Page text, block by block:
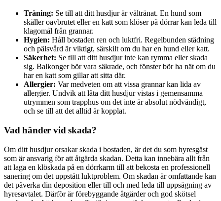
Träning: Se till att ditt husdjur är vältränat. En hund som
skäller oavbrutet eller en katt som klöser på dörrar kan leda till
klagomål från grannar.
Hygien: Håll bostaden ren och luktfri. Regelbunden städning
och pälsvård är viktigt, särskilt om du har en hund eller katt.
Säkerhet: Se till att ditt husdjur inte kan rymma eller skada
sig. Balkonger bör vara säkrade, och fönster bör ha nät om du
har en katt som gillar att sitta där.
Allergier: Var medveten om att vissa grannar kan lida av
allergier. Undvik att låta ditt husdjur vistas i gemensamma
utrymmen som trapphus om det inte är absolut nödvändigt,
och se till att det alltid är kopplat.
Vad händer vid skada?
Om ditt husdjur orsakar skada i bostaden, är det du som hyresgäst
som är ansvarig för att åtgärda skadan. Detta kan innebära allt från
att laga en klöskada på en dörrkarm till att bekosta en professionell
sanering om det uppstått luktproblem. Om skadan är omfattande kan
det påverka din deposition eller till och med leda till uppsägning av
hyresavtalet. Därför är förebyggande åtgärder och god skötsel